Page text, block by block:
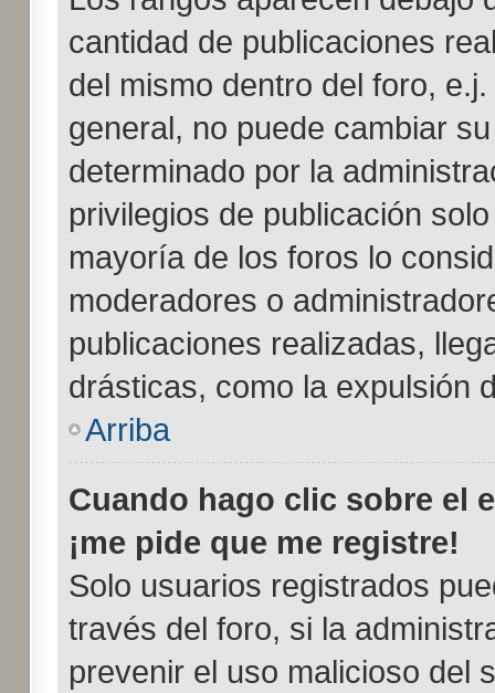
cantidad de publicaciones
del mismo dentro del foro,
general, no puede cambiar
determinado por la
privilegios de publicación
mayoría de los foros lo
moderadores o
publicaciones realizadas,
drásticas, como la expulsión
Arriba
Cuando hago clic sobre el
¡me pide que me registre!
Solo usuarios registrados
través del foro, si la
prevenir el uso malicioso del